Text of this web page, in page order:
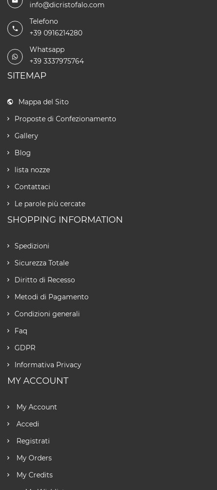
info@dicristofalo.com
Telefono
+39 0916214280
Whatsapp
+39 3337975764
SITEMAP
Mappa del Sito
Proposte di Confezionamento
Gallery
Blog
lista nozze
Contattaci
Le parole più cercate
SHOPPING INFORMATION
Spedizioni
Sicurezza Totale
Diritto di Recesso
Metodi di Pagamento
Condizioni generali
Faq
GDPR
Informativa Privacy
MY ACCOUNT
My Account
Accedi
Registrati
My Orders
My Credits